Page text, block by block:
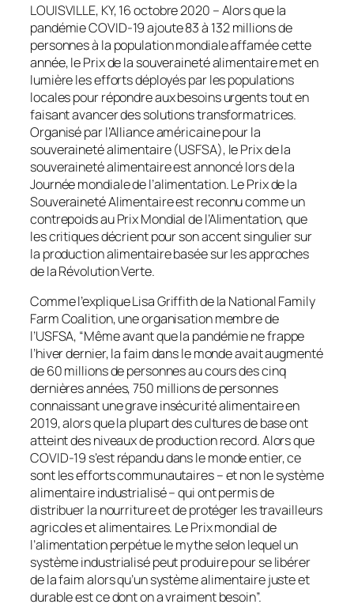
LOUISVILLE, KY, 16 octobre 2020 – Alors que la
pandémie COVID-19 ajoute 83 à 132 millions de
personnes à la population mondiale affamée cette
année, le Prix de la souveraineté alimentaire met en
lumière les efforts déployés par les populations
locales pour répondre aux besoins urgents tout en
faisant avancer des solutions transformatrices.
Organisé par l’Alliance américaine pour la
souveraineté alimentaire (USFSA), le Prix de la
souveraineté alimentaire est annoncé lors de la
Journée mondiale de l’alimentation. Le Prix de la
Souveraineté Alimentaire est reconnu comme un
contrepoids au Prix Mondial de l’Alimentation, que
les critiques décrient pour son accent singulier sur
la production alimentaire basée sur les approches
de la Révolution Verte.
Comme l’explique Lisa Griffith de la National Family
Farm Coalition, une organisation membre de
l’USFSA, “Même avant que la pandémie ne frappe
l’hiver dernier, la faim dans le monde avait augmenté
de 60 millions de personnes au cours des cinq
dernières années, 750 millions de personnes
connaissant une grave insécurité alimentaire en
2019, alors que la plupart des cultures de base ont
atteint des niveaux de production record. Alors que
COVID-19 s’est répandu dans le monde entier, ce
sont les efforts communautaires – et non le système
alimentaire industrialisé – qui ont permis de
distribuer la nourriture et de protéger les travailleurs
agricoles et alimentaires. Le Prix mondial de
l’alimentation perpétue le mythe selon lequel un
système industrialisé peut produire pour se libérer
de la faim alors qu’un système alimentaire juste et
durable est ce dont on a vraiment besoin”.